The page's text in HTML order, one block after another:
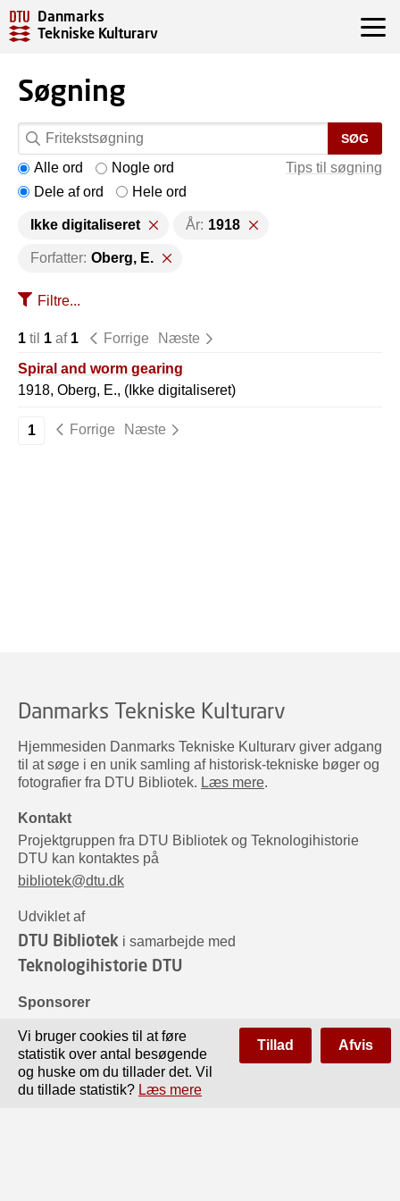
Danmarks
Tekniske Kulturarv
Søgning
SØG
Tips til søgning
Alle ord
Nogle ord
Dele af ord
Hele ord
Ikke digitaliseret År: 1918
Forfatter: Oberg, E.
Filtre...
1 til 1 af 1 Forrige
Næste
Spiral and worm gearing
1918, Oberg, E., (Ikke digitaliseret)
1 Forrige Næste
Danmarks Tekniske Kulturarv
Hjemmesiden Danmarks Tekniske Kulturarv giver adgang
til at søge i en unik samling af historisk-tekniske bøger og
fotografier fra DTU Bibliotek. Læs mere.
Kontakt
Projektgruppen fra DTU Bibliotek og Teknologihistorie
DTU kan kontaktes på
bibliotek@dtu.dk
Udviklet af
DTU Bibliotek i samarbejde med
Teknologihistorie DTU
Sponsorer
Vi bruger cookies til at føre
statistik over antal besøgende
og huske om du tillader det. Vil
du tillade statistik? Læs mere
Tillad Afvis